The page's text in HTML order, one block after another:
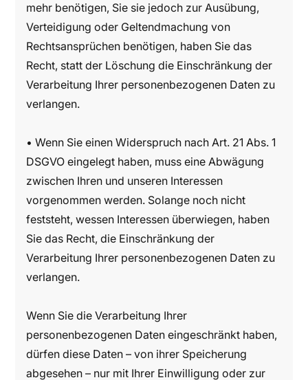
mehr benötigen, Sie sie jedoch zur Ausübung,
Verteidigung oder Geltendmachung von
Rechtsansprüchen benötigen, haben Sie das
Recht, statt der Löschung die Einschränkung der
Verarbeitung Ihrer personenbezogenen Daten zu
verlangen.
• Wenn Sie einen Widerspruch nach Art. 21 Abs. 1
DSGVO eingelegt haben, muss eine Abwägung
zwischen Ihren und unseren Interessen
vorgenommen werden. Solange noch nicht
feststeht, wessen Interessen überwiegen, haben
Sie das Recht, die Einschränkung der
Verarbeitung Ihrer personenbezogenen Daten zu
verlangen.
Wenn Sie die Verarbeitung Ihrer
personenbezogenen Daten eingeschränkt haben,
dürfen diese Daten – von ihrer Speicherung
abgesehen – nur mit Ihrer Einwilligung oder zur